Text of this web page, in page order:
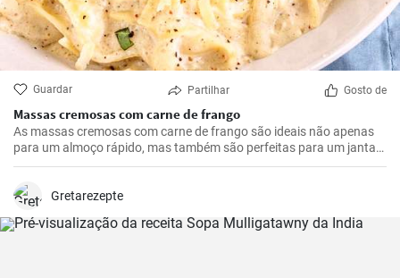
Guardar Partilhar Gosto de
Massas cremosas com carne de frango
As massas cremosas com carne de frango são ideais não apenas
para um almoço rápido, mas também são perfeitas para um jantar
romântico.
Gretarezepte